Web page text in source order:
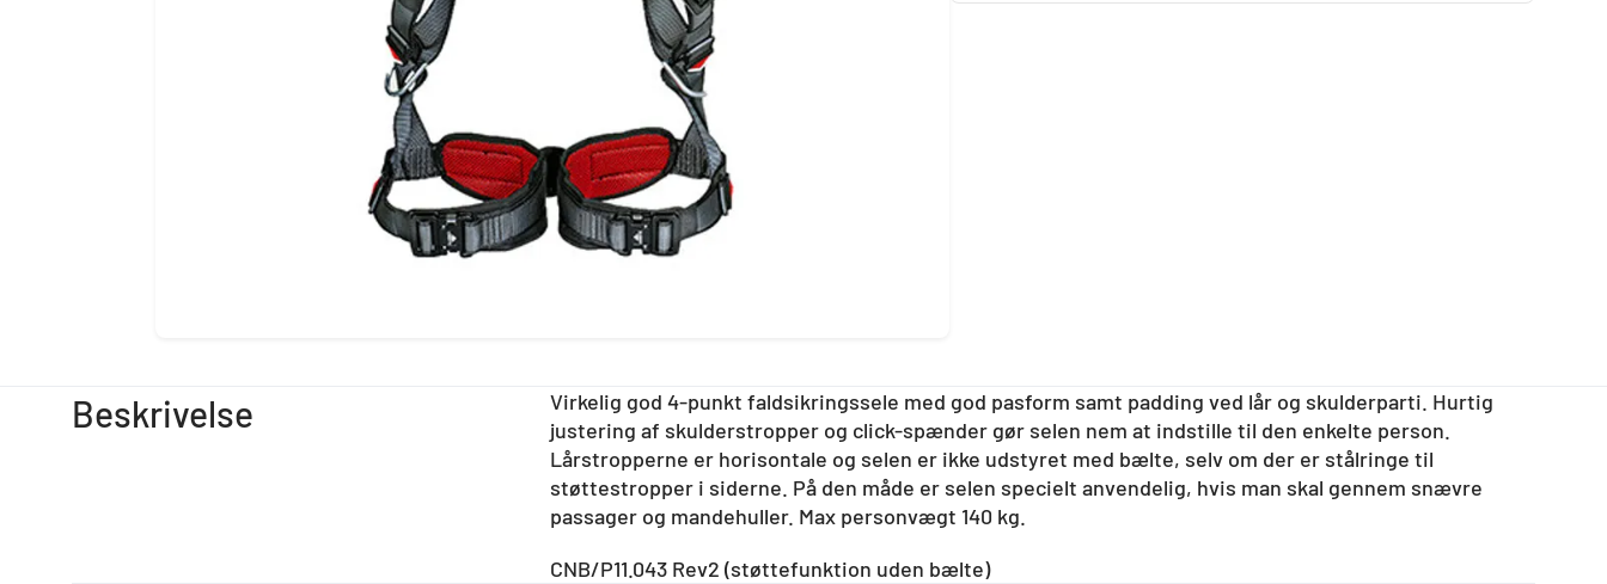
Beskrivelse
Virkelig god 4-punkt faldsikringssele med god pasform samt padding ved lår og skulderparti. Hurtig
justering af skulderstropper og click-spænder gør selen nem at indstille til den enkelte person.
Lårstropperne er horisontale og selen er ikke udstyret med bælte, selv om der er stålringe til
støttestropper i siderne. På den måde er selen specielt anvendelig, hvis man skal gennem snævre
passager og mandehuller. Max personvægt 140 kg.
CNB/P11.043 Rev2 (støttefunktion uden bælte)